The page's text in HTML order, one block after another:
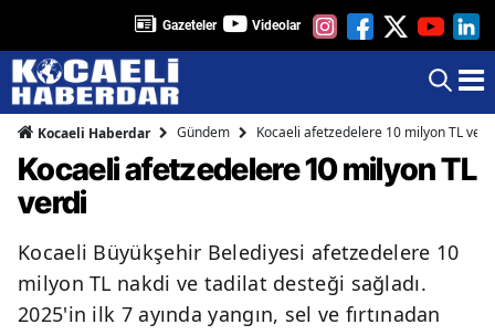
Gazeteler Videolar
Kocaeli Haberdar Gündem Kocaeli afetzedelere 10 milyon TL
Kocaeli afetzedelere 10 milyon TL
verdi
Kocaeli Büyükşehir Belediyesi afetzedelere 10
milyon TL nakdi ve tadilat desteği sağladı.
2025'in ilk 7 ayında yangın, sel ve fırtınadan